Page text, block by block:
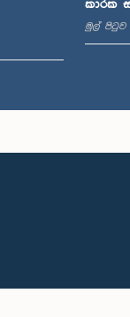
කාරක
මුල් පිටුව